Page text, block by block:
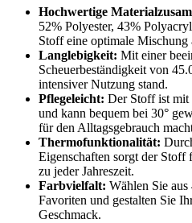
Hochwertige
52% Polyester, 43%
Stoff eine optimale
Langlebigkeit: Mit einer
Scheuerbeständigkeit von
intensiver Nutzung stand.
Pflegeleicht: Der Stoff ist mit
und kann bequem bei 30°
für den Alltagsgebrauch
Thermofunktionalität:
Eigenschaften sorgt der Stoff
zu jeder Jahreszeit.
Farbvielfalt: Wählen Sie
Favoriten und gestalten Sie
Geschmack.